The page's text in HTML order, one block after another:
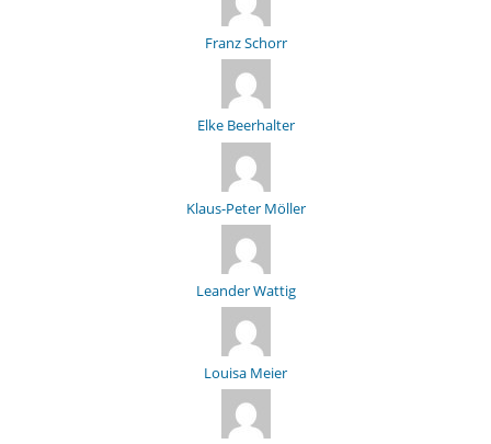
Franz Schorr
Elke Beerhalter
Klaus-Peter Möller
Leander Wattig
Louisa Meier